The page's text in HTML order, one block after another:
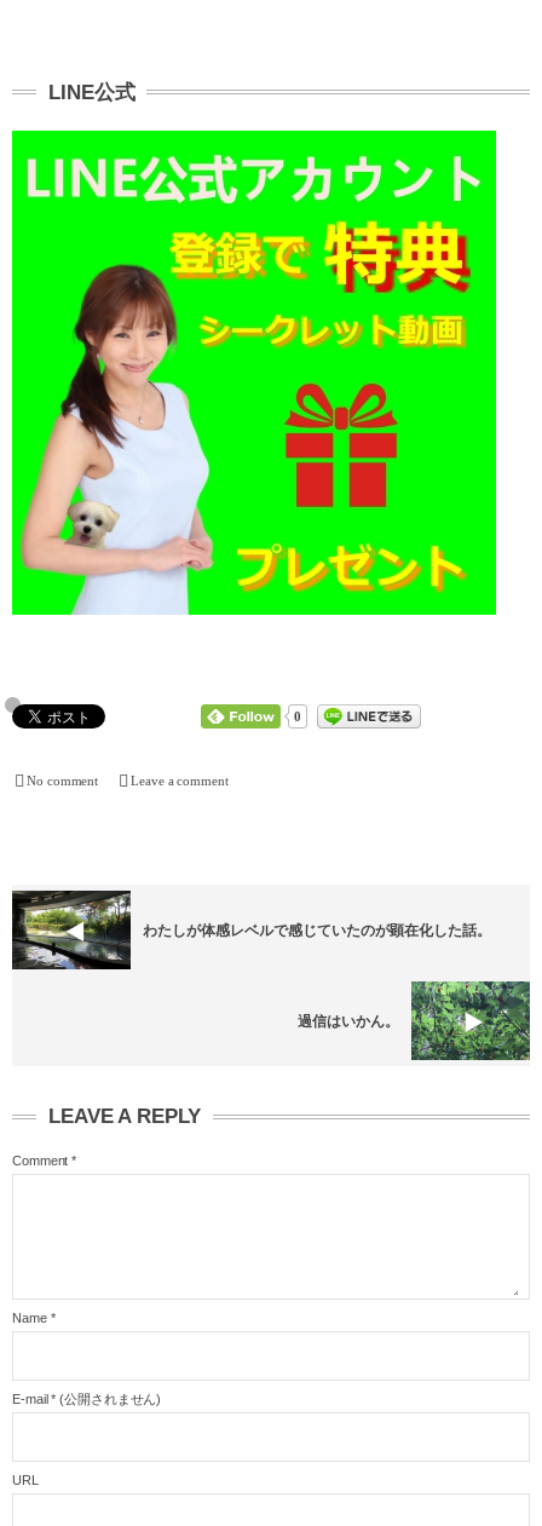
LINE公式
0
No comment Leave a comment
わたしが体感レベルで感じていたのが顕在化した話。
過信はいかん。
LEAVE A REPLY
Comment *
Name *
E-mail * (公開されません)
URL